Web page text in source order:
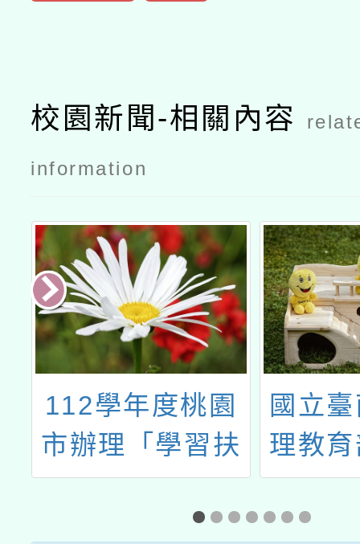
校園新聞-相關內容
information
112學年度桃園
市辦理「學習扶
助」整體行政推
動計畫子計畫十
國立
理教
學
「112